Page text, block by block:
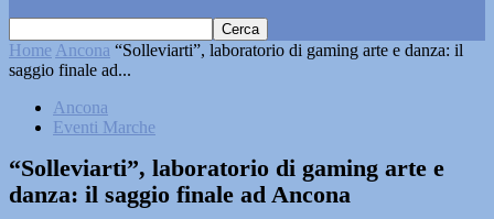
Home Ancona “Solleviarti”, laboratorio di gaming arte e danza: il
saggio finale ad...
Ancona
Eventi Marche
“Solleviarti”, laboratorio di gaming arte e
danza: il saggio finale ad Ancona